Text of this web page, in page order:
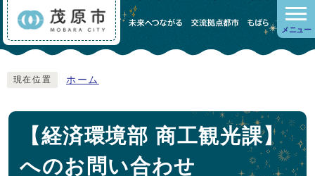
メニュー
現在位置 ホーム
【経済環境部 商工観光課】
へのお問い合わせ